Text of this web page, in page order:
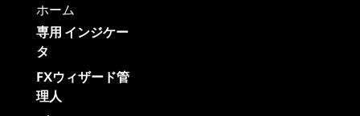
ホーム
専用 インジケー
タ
FXウィザード管
理人